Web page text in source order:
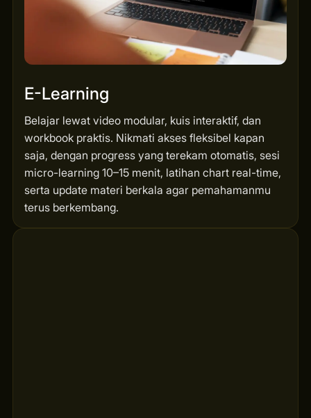
E-Learning
Belajar lewat video modular, kuis interaktif, dan
workbook praktis. Nikmati akses fleksibel kapan
saja, dengan progress yang terekam otomatis, sesi
micro-learning 10–15 menit, latihan chart real-time,
serta update materi berkala agar pemahamanmu
terus berkembang.